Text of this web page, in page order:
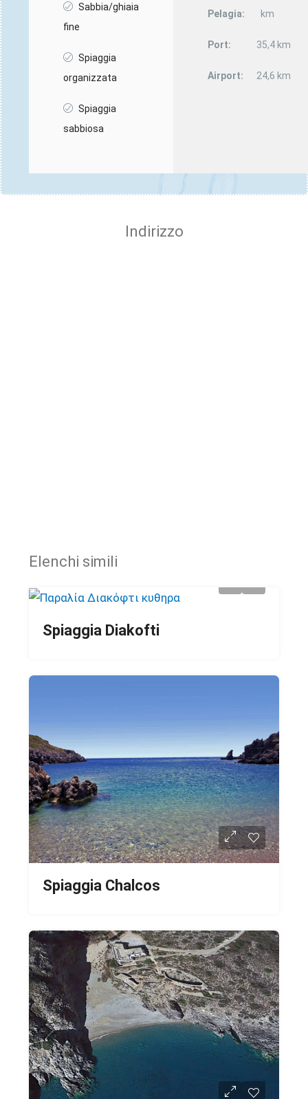
Sabbia/ghiaia
fine
Spiaggia
organizzata
Spiaggia
sabbiosa
Pelagia:
km
Port: 35,4 km
Airport: 24,6 km
Indirizzo
Elenchi simili
Spiaggia Diakofti
Spiaggia Chalcos